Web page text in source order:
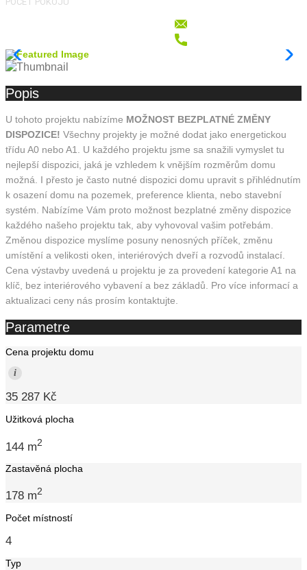
Popis
U tohoto projektu nabízíme MOŽNOST BEZPLATNÉ ZMĚNY
DISPOZICE! Všechny projekty je možné dodat jako energetickou
třídu A0 nebo A1. U každého projektu jsme sa snažili vymyslet tu
nejlepší dispozici, jaká je vzhledem k vnějším rozměrům domu
možná. I přesto je často nutné dispozici domu upravit s přihlédnutím
k osazení domu na pozemek, preference klienta, nebo stavební
systém. Nabízíme Vám proto možnost bezplatné změny dispozice
každého našeho projektu tak, aby vyhovoval vašim potřebám.
Změnou dispozice myslíme posuny nenosných příček, změnu
umístění a velikosti oken, interiérových dveří a rozvodů instalací.
Cena výstavby uvedená u projektu je za provedení kategorie A1 na
klíč, bez interiérového vybavení a bez základů. Pro více informací a
aktualizaci ceny nás prosím kontaktujte.
Parametre
Cena projektu domu
i
35 287 Kč
Užitková plocha
144 m2
Zastavěná plocha
178 m2
Počet místností
4
Typ